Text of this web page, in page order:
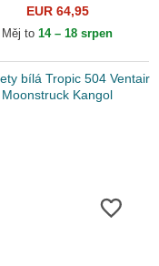
EUR 64,95
Měj to 14 – 18 srpen